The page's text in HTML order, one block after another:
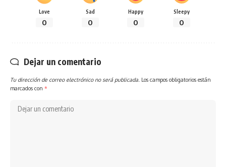
Love
0
Sad
0
Happy
0
Sleepy
0
Dejar un comentario
Tu dirección de correo electrónico no será publicada. Los campos obligatorios están
marcados con *